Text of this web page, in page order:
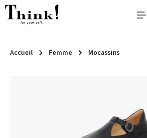
Passer au contenu principal
Accueil Femme Mocassins